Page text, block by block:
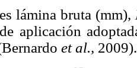
es lámina bruta (mm),
aplicación
et al., 2009).